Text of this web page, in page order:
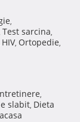
,
Test sarcina,
HIV, Ortopedie,
,
slabit, Dieta